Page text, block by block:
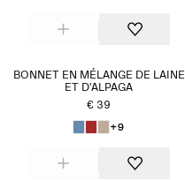
BONNET EN MÉLANGE DE LAINE
ET D'ALPAGA
€ 39
+9